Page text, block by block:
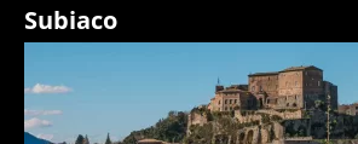
Subiaco